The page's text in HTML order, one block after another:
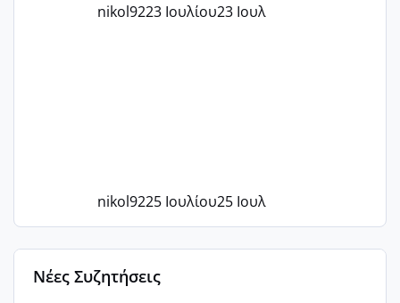
nikol9223 Ιουλίου23 Ιουλ
nikol9225 Ιουλίου25 Ιουλ
Νέες Συζητήσεις